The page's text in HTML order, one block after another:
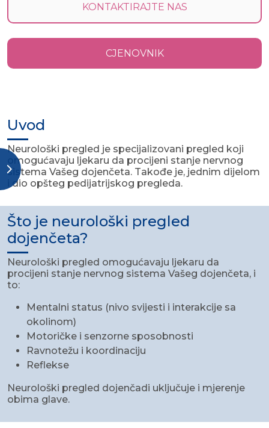
KONTAKTIRAJTE NAS
CJENOVNIK
Uvod
Neurološki pregled je specijalizovani pregled koji
omogućavaju ljekaru da procijeni stanje nervnog
sistema Vašeg dojenčeta. Takođe je, jednim dijelom
i dio opšteg pedijatrijskog pregleda.
Što je neurološki pregled
dojenčeta?
Neurološki pregled omogućavaju ljekaru da
procijeni stanje nervnog sistema Vašeg dojenčeta, i
to:
Mentalni status (nivo svijesti i interakcije sa
okolinom)
Motoričke i senzorne sposobnosti
Ravnotežu i koordinaciju
Reflekse
Neurološki pregled dojenčadi uključuje i mjerenje
obima glave.